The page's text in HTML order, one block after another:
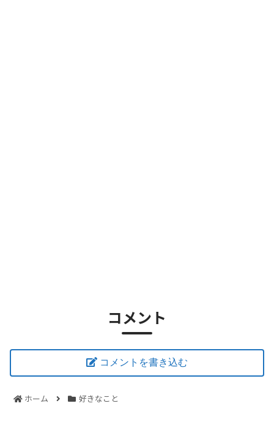
コメント
コメントを書き込む
ホーム 好きなこと